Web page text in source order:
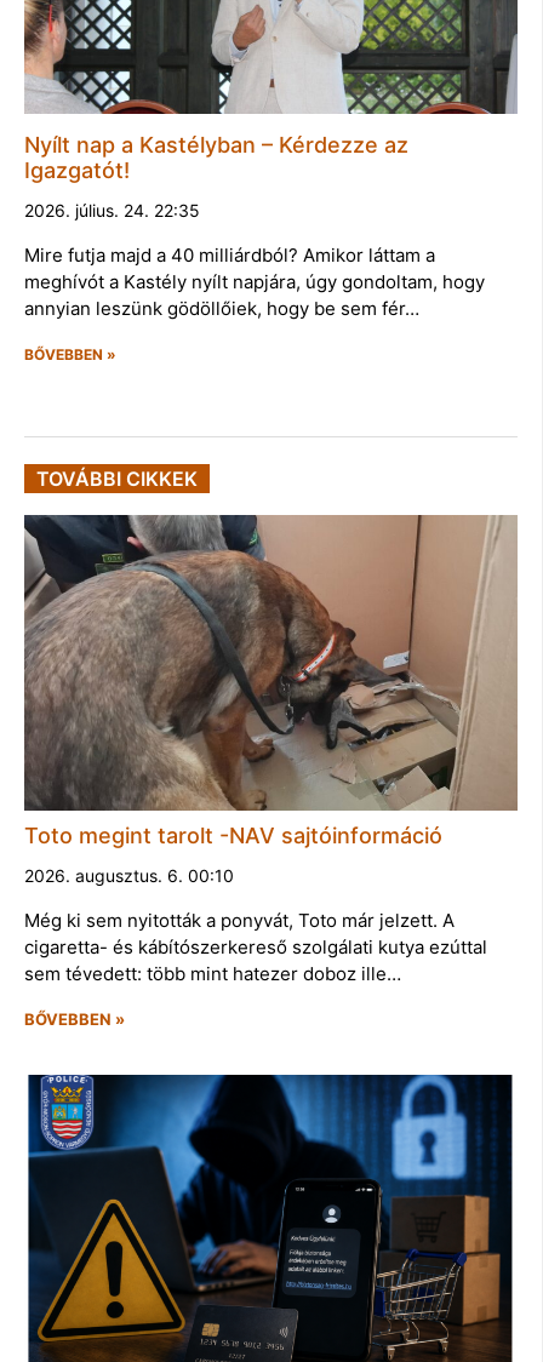
Nyílt nap a Kastélyban – Kérdezze az
Igazgatót!
2026. július. 24. 22:35
Mire futja majd a 40 milliárdból? Amikor láttam a
meghívót a Kastély nyílt napjára, úgy gondoltam, hogy
annyian leszünk gödöllőiek, hogy be sem fér…
BŐVEBBEN »
TOVÁBBI CIKKEK
Toto megint tarolt -NAV sajtóinformáció
2026. augusztus. 6. 00:10
Még ki sem nyitották a ponyvát, Toto már jelzett. A
cigaretta- és kábítószerkereső szolgálati kutya ezúttal
sem tévedett: több mint hatezer doboz ille…
BŐVEBBEN »